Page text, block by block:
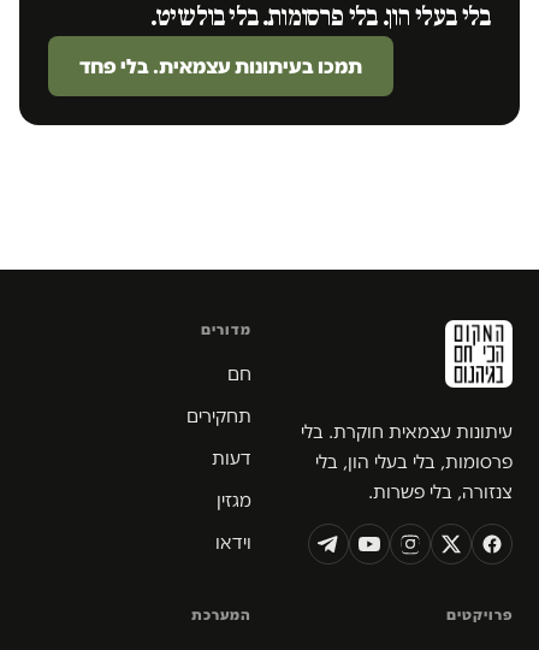
בלי בעלי הון. בלי פרסומות. בלי בולשיט.
תמכו בעיתונות עצמאית. בלי פחד
עיתונות עצמאית חוקרת. בלי
פרסומות, בלי בעלי הון, בלי
צנזורה, בלי פשרות.
מדורים
חם
תחקירים
דעות
מגזין
וידאו
פרויקטים המערכת